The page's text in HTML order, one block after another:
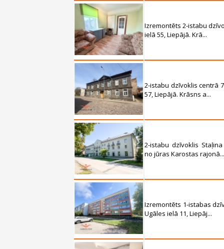
Izremontēts 2-istabu
ielā 55, Liepājā. Krā...
2-istabu dzīvoklis centrā
57, Liepājā. Krāsns a...
2-istabu dzīvoklis
no jūras Karostas rajonā...
Izremontēts 1-istabas
Ugāles ielā 11, Liepāj...